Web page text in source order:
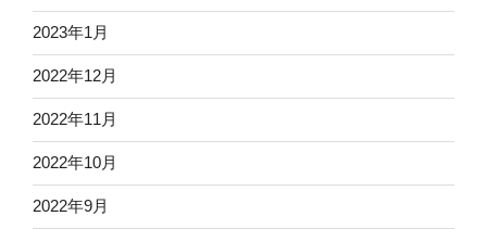
2023年1月
2022年12月
2022年11月
2022年10月
2022年9月